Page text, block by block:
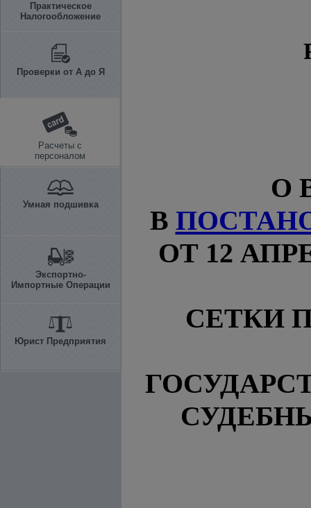
Практическое
Налогообложение
Проверки от А до Я
Расчеты с
персоналом
Умная подшивка
Экспортно-
Импортные Операции
Юрист Предприятия
О
В
ОТ 12
СЕТКИ